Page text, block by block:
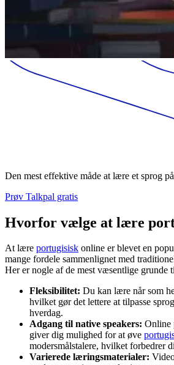
Den mest effektive måde at lære et sprog på
Prøv Talkpal gratis
Hvorfor vælge at lære
At lære portugisisk online er blevet en
mange fordele sammenlignet med
Her er nogle af de mest væsentlige grunde
Fleksibilitet: Du kan lære når som
hvilket gør det lettere at tilpasse
hverdag.
Adgang til native speakers: Online
giver dig mulighed for at øve
modersmålstalere, hvilket forbedrer
Varierede læringsmaterialer: